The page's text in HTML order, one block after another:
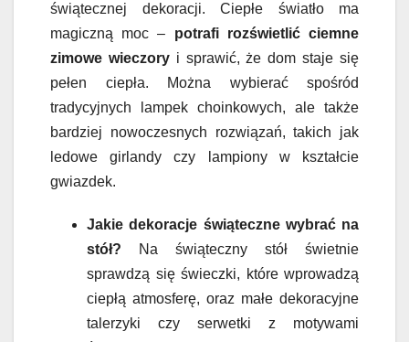
świątecznej dekoracji. Ciepłe światło ma
magiczną moc – potrafi rozświetlić ciemne
zimowe wieczoryi sprawić, że dom staje się
pełen ciepła. Można wybierać spośród
tradycyjnych lampek choinkowych, ale także
bardziej nowoczesnych rozwiązań, takich jak
ledowe girlandy czy lampiony w kształcie
gwiazdek.
Jakie dekoracje świąteczne wybrać na
stół? Na świąteczny stół świetnie
sprawdzą się świeczki, które wprowadzą
ciepłą atmosferę, oraz małe dekoracyjne
talerzyki czy serwetki z motywami